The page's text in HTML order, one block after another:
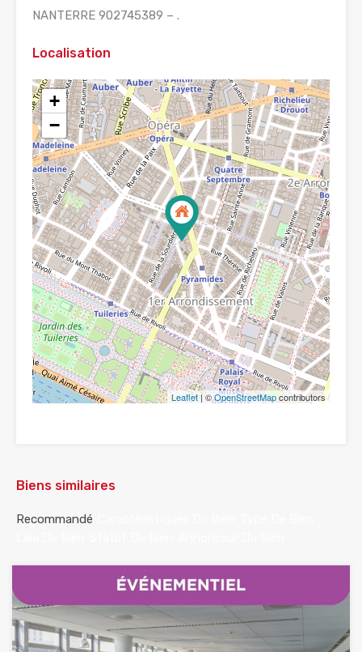
NANTERRE 902745389 – .
Localisation
+
−
Leaflet| ©OpenStreetMapcontributors
Biens similaires
Recommandé